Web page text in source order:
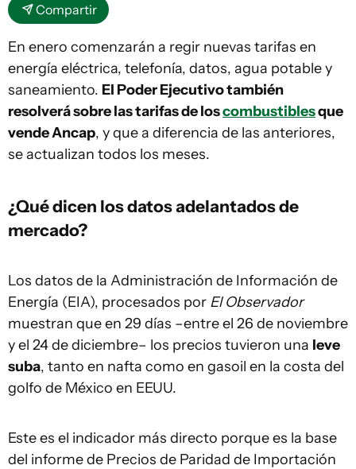
Compartir
En enero comenzarán a regir nuevas tarifas en
energía eléctrica, telefonía, datos, agua potable y
saneamiento. El Poder Ejecutivo también
resolverá sobre las tarifas de loscombustiblesque
vende Ancap, y que a diferencia de las anteriores,
se actualizan todos los meses.
¿Qué dicen los datos adelantados de
mercado?
Los datos de la Administración de Información de
Energía (EIA), procesados por El Observador
muestran que en 29 días –entre el 26 de noviembre
y el 24 de diciembre– los precios tuvieron una leve
suba, tanto en nafta como en gasoil en la costa del
golfo de México en EEUU.
Este es el indicador más directo porque es la base
del informe de Precios de Paridad de Importación